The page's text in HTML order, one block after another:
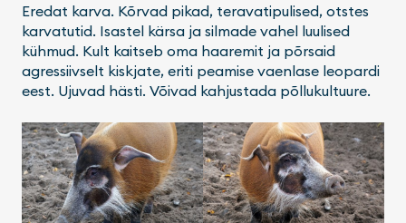
Eredat karva. Kõrvad pikad, teravatipulised, otstes
karvatutid. Isastel kärsa ja silmade vahel luulised
kühmud. Kult kaitseb oma haaremit ja põrsaid
agressiivselt kiskjate, eriti peamise vaenlase leopardi
eest. Ujuvad hästi. Võivad kahjustada põllukultuure.